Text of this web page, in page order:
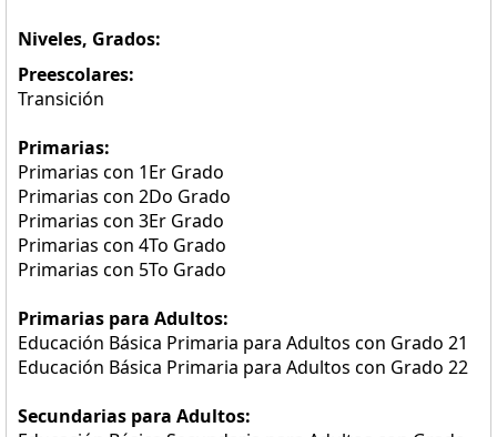
Niveles, Grados:
Preescolares:
Transición
Primarias:
Primarias con 1Er Grado
Primarias con 2Do Grado
Primarias con 3Er Grado
Primarias con 4To Grado
Primarias con 5To Grado
Primarias para Adultos:
Educación Básica Primaria para Adultos con Grado 21
Educación Básica Primaria para Adultos con Grado 22
Secundarias para Adultos: